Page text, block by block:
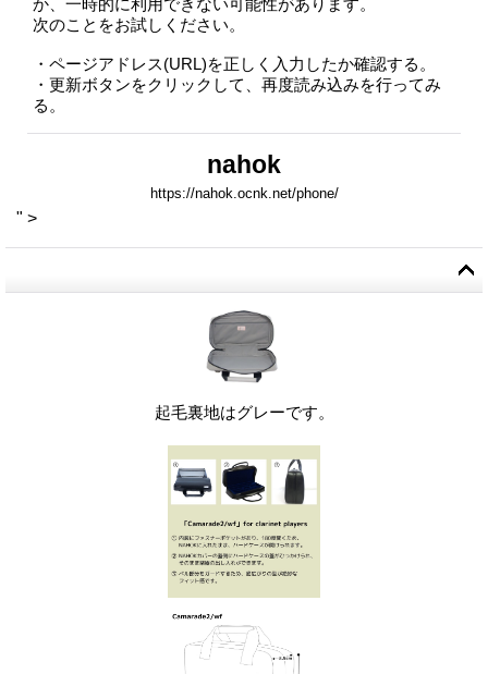
" >
起毛裏地はグレーです。